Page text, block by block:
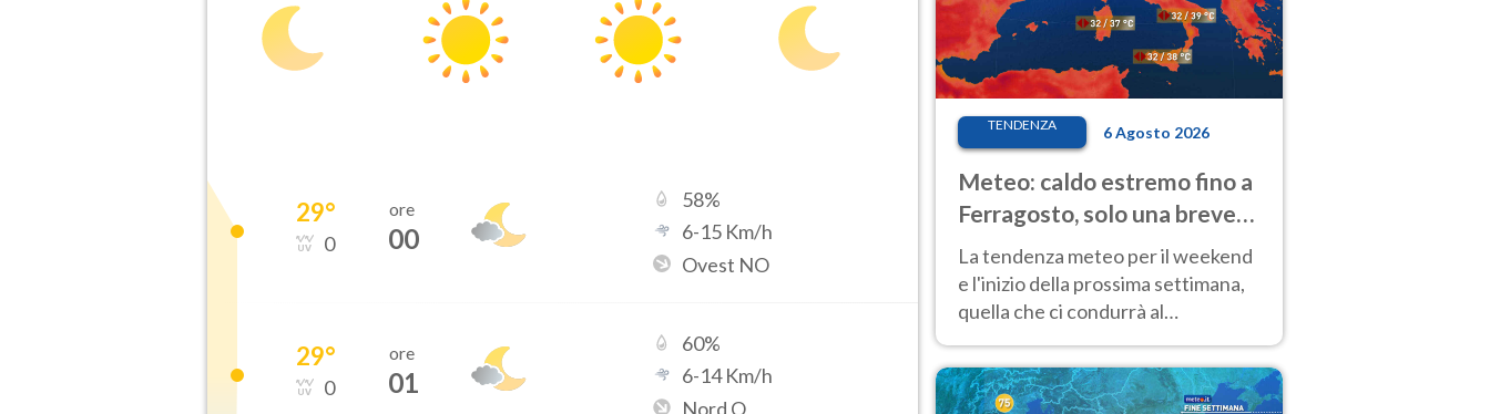
29°
0
ore
00
58%
6-15 Km/h
Ovest NO
29°
0
ore
01
60%
6-14Km/h
Nord O
TENDENZA 6 Agosto 2026
Meteo: caldo estremo fino a
Ferragosto, solo una breve
pausa. Ecco dove
La tendenza meteo per il weekend
e l'inizio della prossima settimana,
quella che ci condurrà al
temperature molto elevate